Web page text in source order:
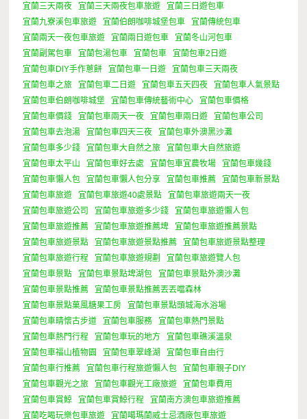
宜蘭三天兩夜
宜蘭三天兩夜包車旅遊
宜蘭三日遊包車
宜蘭九寮溪包車旅遊
宜蘭伯朗咖啡城堡包車
宜蘭傳統包車
宜蘭兩天一夜包車旅遊
宜蘭兩日遊包車
宜蘭冬山河包車
宜蘭副駕包車
宜蘭包湯包車 宜蘭包車
宜蘭包車2日遊
宜蘭包車DIY手作蔥餅
宜蘭包車一日遊
宜蘭包車三天兩夜
宜蘭包車之旅
宜蘭包車二日遊 宜蘭包車五天四夜
宜蘭包車人氣景點
宜蘭包車伯朗咖啡城堡
宜蘭包車傳統藝術中心
宜蘭包車價格
宜蘭包車價錢
宜蘭包車兩天一夜 宜蘭包車兩日遊
宜蘭包車公司
宜蘭包車去泡湯
宜蘭包車四天三夜
宜蘭包車外澳黑沙灘
宜蘭包車多少錢
宜蘭包車大自然之旅
宜蘭包車大自然旅遊
宜蘭包車太平山
宜蘭包車好去處 宜蘭包車宜農牧場
宜蘭包車幾錢
宜蘭包車懶人包
宜蘭包車懶人包分享 宜蘭包車推薦
宜蘭包車新景點
宜蘭包車旅遊
宜蘭包車旅遊40處景點
宜蘭包車旅遊兩天一夜
宜蘭包車旅遊公司
宜蘭包車旅遊多少錢
宜蘭包車旅遊懶人包
宜蘭包車旅遊推薦
宜蘭包車旅遊推薦埤
宜蘭包車旅遊推薦景點
宜蘭包車旅遊景點
宜蘭包車旅遊景點推薦
宜蘭包車旅遊景點整理
宜蘭包車旅遊行程
宜蘭包車旅遊規劃
宜蘭包車旅遊覽人包
宜蘭包車景點
宜蘭包車景點埤湖包
宜蘭包車景點外澳沙灘
宜蘭包車景點推薦
宜蘭包車景點推薦丟丟噹森林
宜蘭包車景點菓風糖果工房
宜蘭包車景點頭城海水浴場
宜蘭包車晴懷古步道
宜蘭包車服務
宜蘭包車熱門景點
宜蘭包車熱門行程
宜蘭包車玩的地方
宜蘭包車礁溪溫泉
宜蘭包車福山植物園
宜蘭包車翠峰湖
宜蘭包車自由行
宜蘭包車行推薦
宜蘭包車行程旅遊懶人包
宜蘭包車親子DIY
宜蘭包車觀光之旅
宜蘭包車觀光工廠旅遊
宜蘭包車費用
宜蘭包車賞鯨
宜蘭包車賞鯨行程
宜蘭南方澳包車旅遊推薦
宜蘭吃喝玩樂包車旅遊
宜蘭噶瑪蘭威士忌酒廠包車旅遊